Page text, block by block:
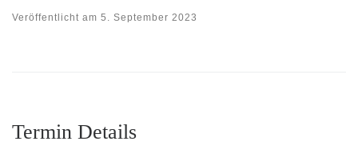
Veröffentlicht am 5. September 2023
Termin Details